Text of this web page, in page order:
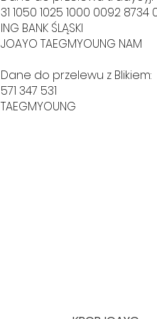
31 1050 1025 1000 0092 8734
ING BANK ŚLĄSKI
JOAYO TAEGMYOUNG NAM
Dane do przelewu z Blikiem:
571 347 531
TAEGMYOUNG